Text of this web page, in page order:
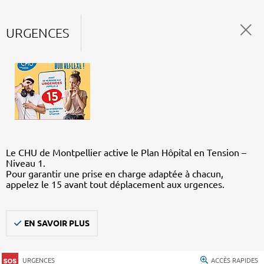
URGENCES
Le CHU de Montpellier active le Plan Hôpital en Tension –
Niveau 1.
Pour garantir une prise en charge adaptée à chacun,
appelez le 15 avant tout déplacement aux urgences.
EN SAVOIR PLUS
URGENCES ACCÈS RAPIDES